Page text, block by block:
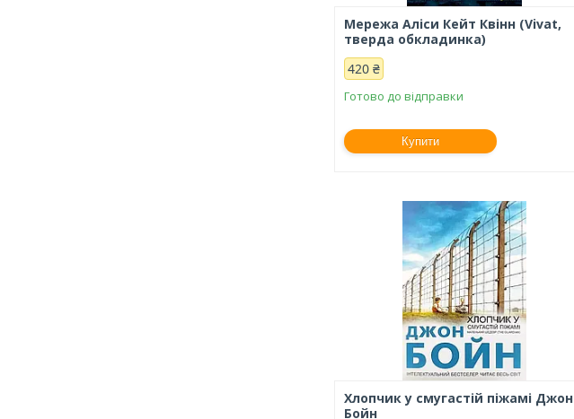
Мережа Аліси Кейт Квінн (Vivat,
тверда обкладинка)
420 ₴
Готово до відправки
Купити
Хлопчик у смугастій піжамі Джон
Бойн